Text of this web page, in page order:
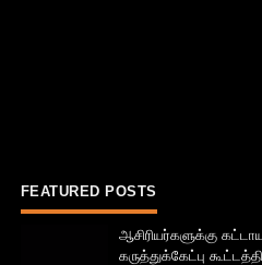
FEATURED POSTS
ஆசிரியர்களுக்கு
கருத்துக்கேட்பு